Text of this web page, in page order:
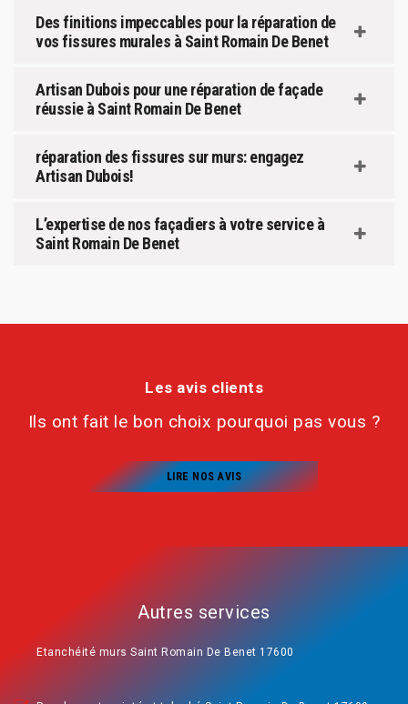
Des finitions impeccables pour la réparation de
vos fissures murales à Saint Romain De Benet
Artisan Dubois pour une réparation de façade
réussie à Saint Romain De Benet
réparation des fissures sur murs: engagez
Artisan Dubois!
L’expertise de nos façadiers à votre service à
Saint Romain De Benet
Les avis clients
Ils ont fait le bon choix pourquoi pas vous ?
LIRE NOS AVIS
Autres services
Etanchéité murs Saint Romain De Benet 17600